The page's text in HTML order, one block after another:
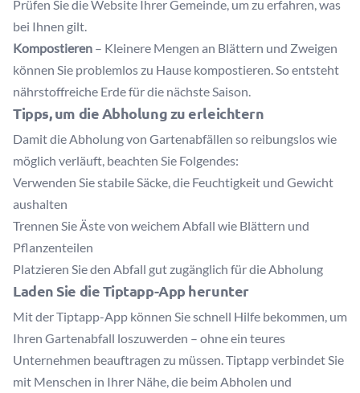
Prüfen Sie die Website Ihrer Gemeinde, um zu erfahren, was
bei Ihnen gilt.
Kompostieren – Kleinere Mengen an Blättern und Zweigen
können Sie problemlos zu Hause kompostieren. So entsteht
nährstoffreiche Erde für die nächste Saison.
Tipps, um die Abholung zu erleichtern
Damit die Abholung von Gartenabfällen so reibungslos wie
möglich verläuft, beachten Sie Folgendes:
Verwenden Sie stabile Säcke, die Feuchtigkeit und Gewicht
aushalten
Trennen Sie Äste von weichem Abfall wie Blättern und
Pflanzenteilen
Platzieren Sie den Abfall gut zugänglich für die Abholung
Laden Sie die Tiptapp-App herunter
Mit der Tiptapp-App können Sie schnell Hilfe bekommen, um
Ihren Gartenabfall loszuwerden – ohne ein teures
Unternehmen beauftragen zu müssen. Tiptapp verbindet Sie
mit Menschen in Ihrer Nähe, die beim Abholen und